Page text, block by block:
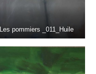
Les pommiers _011_Huile